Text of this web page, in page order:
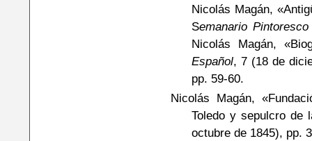
Nicolás Magán,
Semanario
Nicolás Magán,
Español, 7 (18 de
pp. 59-60.
Nicolás Magán,
Toledo y sepulcro de
octubre de 1845), pp.